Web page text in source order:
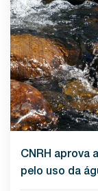
CNRH aprova
pelo uso da